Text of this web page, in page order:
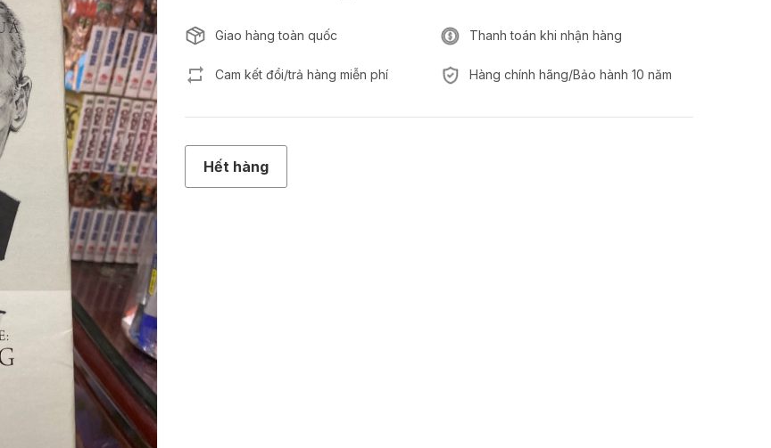
Giao hàng toàn quốc Thanh toán khi nhận hàng
Cam kết đổi/trả hàng miễn phí Hàng chính hãng/Bảo hành 10 năm
Hết hàng